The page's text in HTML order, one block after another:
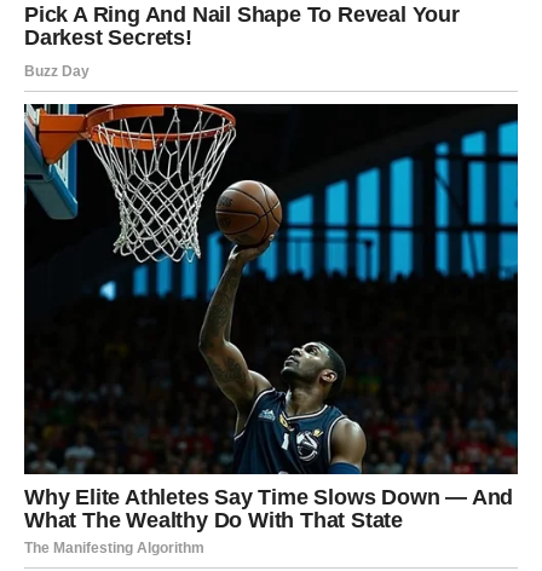
sukobe, sada će biti primorane da se suoče sa
Mnoge Vage će osjetiti pritisak zbog porodice, posla ili
emotivnih odnosa. Neko će od njih očekivati podršku i
pomoć, a Vage će shvatiti da više ne mogu misliti samo na
druge dok zanemaruju sebe.
Na ljubavnom planu dolaze ozbiljni razgovori. Partner bi
mogao tražiti odgovore na pitanja koja su dugo bila
gurana pod tepih. Slobodne Vage će morati odlučiti da li
žele ostati vezane za prošlost ili otvoriti srce nečemu
novom.
Poslovno, pred Vagama je vrijeme dokazivanja. Neko će
pažljivo pratiti njihov rad i trud, a ono što sada pokažu
moglo bi imati veliki uticaj na njihovu budućnost. Zvijezde
im savjetuju da ne odustaju čak ni onda kada im bude